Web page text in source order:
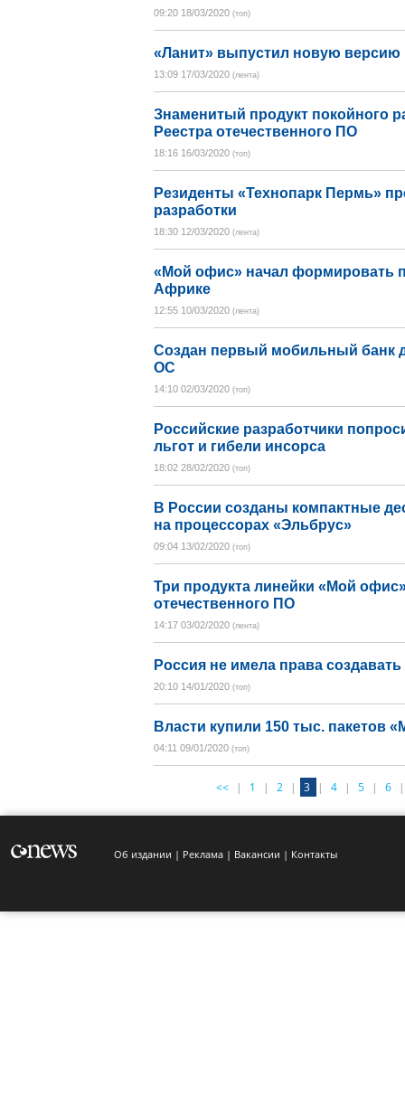
09:20 18/03/2020 (топ)
«Ланит» выпустил новую
13:09 17/03/2020 (лента)
Знаменитый продукт покойного
Реестра отечественного ПО
18:16 16/03/2020 (топ)
Резиденты «Технопарк Пермь»
разработки
18:30 12/03/2020 (лента)
«Мой офис» начал формировать
Африке
12:55 10/03/2020 (лента)
Создан первый мобильный банк
ОС
14:10 02/03/2020 (топ)
Российские разработчики
льгот и гибели инсорса
18:02 28/02/2020 (топ)
В России созданы компактные
на процессорах «Эльбрус»
09:04 13/02/2020 (топ)
Три продукта линейки «Мой
отечественного ПО
14:17 03/02/2020 (лента)
Россия не имела права
20:10 14/01/2020 (топ)
Власти купили 150 тыс. пакетов
04:11 09/01/2020 (топ)
<< | 1 | 2 | 3 | 4 | 5 | 6 |
Об издании Реклама Вакансии Контакты